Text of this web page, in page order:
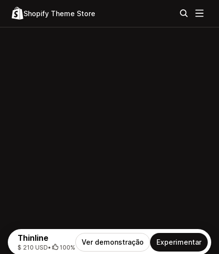
Shopify Theme Store
Thinline
$ 210 USD• 100%
Ver demonstração Experimentar